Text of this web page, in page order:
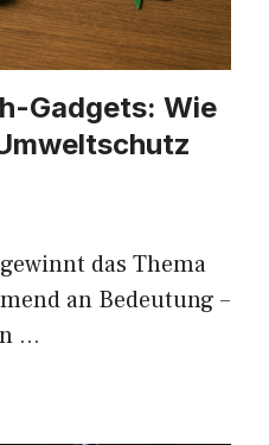
Gadgets: Wie
das Thema
an Bedeutung –
…